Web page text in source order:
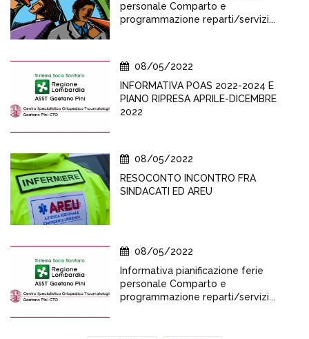
personale Comparto e
programmazione reparti/servizi...
08/05/2022
INFORMATIVA POAS 2022-2024 E
PIANO RIPRESA APRILE-DICEMBRE
2022
08/05/2022
RESOCONTO INCONTRO FRA
SINDACATI ED AREU
08/05/2022
Informativa pianificazione ferie
personale Comparto e
programmazione reparti/servizi...